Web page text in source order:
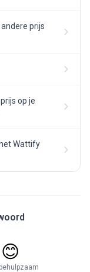
prijs
op je
Wattify
😊